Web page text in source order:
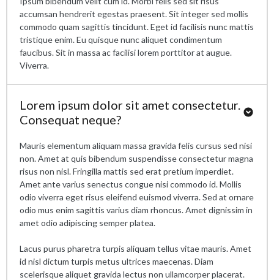
accumsan hendrerit egestas praesent. Sit integer sed mollis
commodo quam sagittis tincidunt. Eget id facilisis nunc mattis
tristique enim. Eu quisque nunc aliquet condimentum
faucibus. Sit in massa ac facilisi lorem porttitor at augue.
Viverra.
Lorem ipsum dolor sit amet consectetur.
Consequat neque?
Mauris elementum aliquam massa gravida felis cursus sed nisi
non. Amet at quis bibendum suspendisse consectetur magna
risus non nisl. Fringilla mattis sed erat pretium imperdiet.
Amet ante varius senectus congue nisi commodo id. Mollis
odio viverra eget risus eleifend euismod viverra. Sed at ornare
odio mus enim sagittis varius diam rhoncus. Amet dignissim in
amet odio adipiscing semper platea.
Lacus purus pharetra turpis aliquam tellus vitae mauris. Amet
id nisl dictum turpis metus ultrices maecenas. Diam
scelerisque aliquet gravida lectus non ullamcorper placerat.